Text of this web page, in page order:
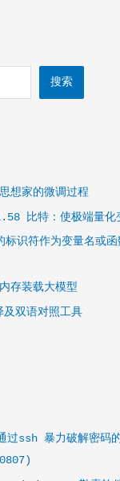
搜索
家的微调过程
比特：使极端量化
识符作为变量名或函
存装载大模型
双语对照工具
过ssh 暴力破解密码